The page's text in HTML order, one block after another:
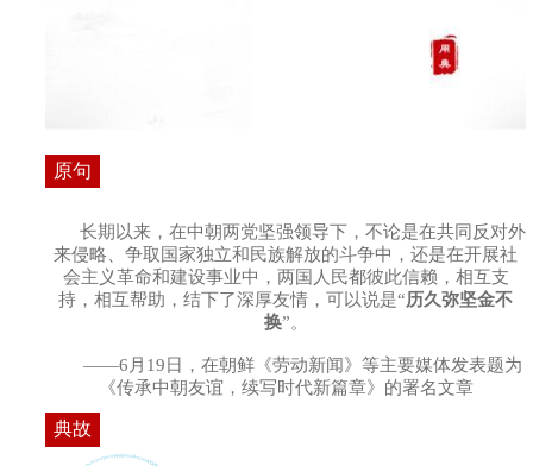
原句
长期以来，在中朝两党坚强领导下，不论是在共同反对外
来侵略、争取国家独立和民族解放的斗争中，还是在开展社
会主义革命和建设事业中，两国人民都彼此信赖，相互支
持，相互帮助，结下了深厚友情，可以说是“历久弥坚金不
换”。
——6月19日，在朝鲜《劳动新闻》等主要媒体发表题为
《传承中朝友谊，续写时代新篇章》的署名文章
典故